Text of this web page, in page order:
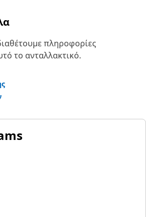
πληροφορίες
το ανταλλακτικό.